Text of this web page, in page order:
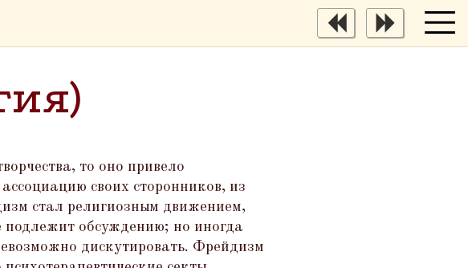
то оно привело
своих сторонников, из
стал религиозным движением,
обсуждению; но иногда
дискутировать. Фрейдизм